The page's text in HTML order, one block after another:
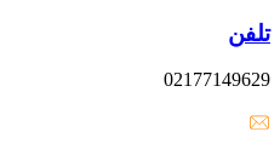
تلفن
02177149629